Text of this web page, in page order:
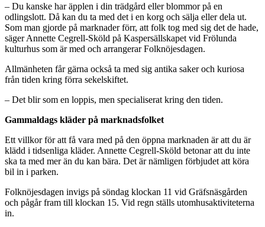
– Du kanske har äpplen i din trädgård eller blommor på en
odlingslott. Då kan du ta med det i en korg och sälja eller dela ut.
Som man gjorde på marknader förr, att folk tog med sig det de hade,
säger Annette Cegrell-Sköld på Kaspersällskapet vid Frölunda
kulturhus som är med och arrangerar Folknöjesdagen.
Allmänheten får gärna också ta med sig antika saker och kuriosa
från tiden kring förra sekelskiftet.
– Det blir som en loppis, men specialiserat kring den tiden.
Gammaldags kläder på marknadsfolket
Ett villkor för att få vara med på den öppna marknaden är att du är
klädd i tidsenliga kläder. Annette Cegrell-Sköld betonar att du inte
ska ta med mer än du kan bära. Det är nämligen förbjudet att köra
bil in i parken.
Folknöjesdagen invigs på söndag klockan 11 vid Gräfsnäsgården
och pågår fram till klockan 15. Vid regn ställs utomhusaktiviteterna
in.